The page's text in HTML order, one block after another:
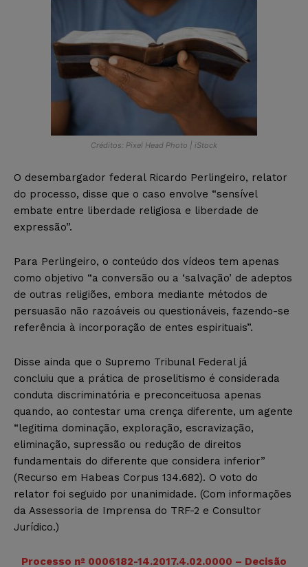
Créditos: Pixel Head Photo | iStock
O desembargador federal Ricardo Perlingeiro, relator
do processo, disse que o caso envolve “sensível
embate entre liberdade religiosa e liberdade de
expressão”.
Para Perlingeiro, o conteúdo dos vídeos tem apenas
como objetivo “a conversão ou a ‘salvação’ de adeptos
de outras religiões, embora mediante métodos de
persuasão não razoáveis ou questionáveis, fazendo-se
referência à incorporação de entes espirituais”.
Disse ainda que o Supremo Tribunal Federal já
concluiu que a prática de proselitismo é considerada
conduta discriminatória e preconceituosa apenas
quando, ao contestar uma crença diferente, um agente
“legitima dominação, exploração, escravização,
eliminação, supressão ou redução de direitos
fundamentais do diferente que considera inferior”
(Recurso em Habeas Corpus 134.682). O voto do
relator foi seguido por unanimidade. (Com informações
da Assessoria de Imprensa do TRF-2 e Consultor
Jurídico.)
Processo nº 0006182-14.2017.4.02.0000 – Decisão